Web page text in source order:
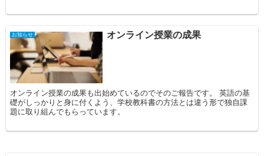
お知らせ オンライン授業の成果
オンライン授業の成果も出始めているのでそのご報告です。 英語の基
礎がしっかりと身に付くよう、学校教科書の方法とは違う形で独自課
題に取り組んでもらっています。